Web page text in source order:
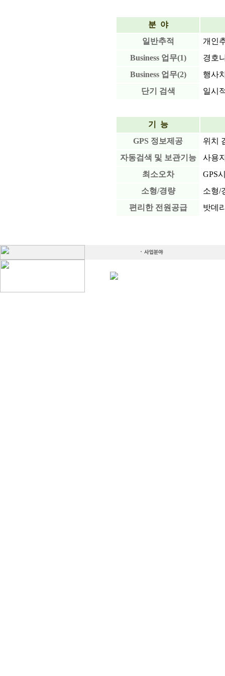
분 야
일반추적
개인
Business 업무(1)
경호
Business 업무(2)
행사
단기 검색
일시
기 능
GPS 정보제공
위치
자동검색 및 보관기능
사용
최소오차
GPS
소형/경량
소형/
편리한 전원공급
밧데